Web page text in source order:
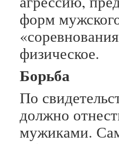
форм
физическое.
Борьба
По
должно
мужиками.